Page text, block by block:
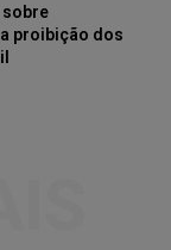
sobre
proibição dos